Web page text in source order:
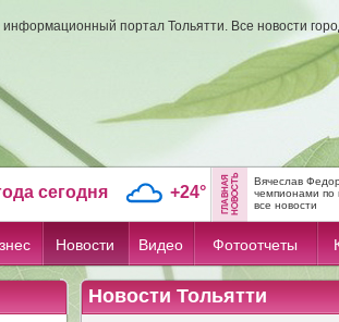
информационный портал Тольятти. Все новости
сегодня +24°
Вячеслав
чемпионами по
все новости
Новости Видео Фотоотчеты
Новости Тольятти